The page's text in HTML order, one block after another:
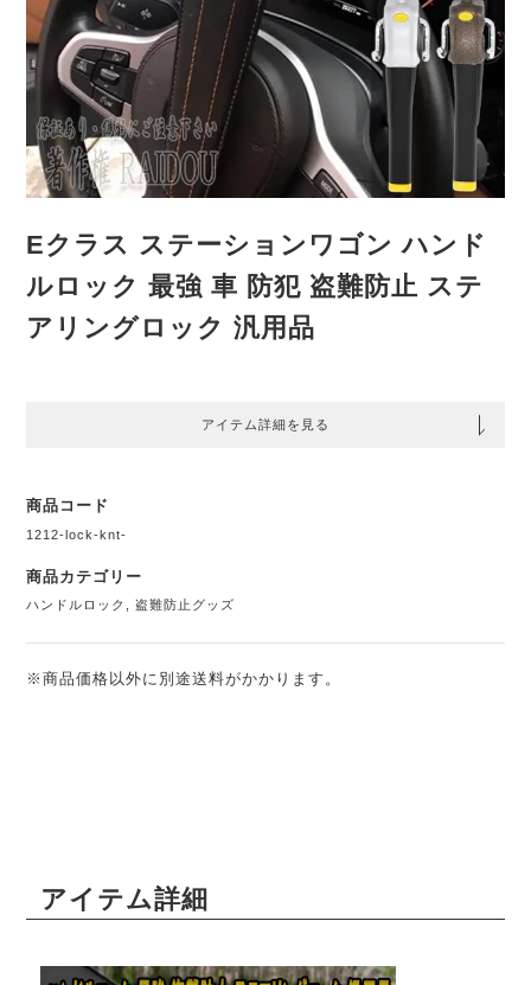
Eクラス ステーションワゴン ハンド
ルロック 最強 車 防犯 盗難防止 ステ
アリングロック 汎用品
アイテム詳細を見る
商品コード
1212-lock-knt-
商品カテゴリー
ハンドルロック ,盗難防止グッズ
※商品価格以外に別途送料がかかります。
アイテム詳細